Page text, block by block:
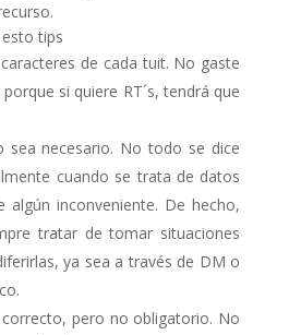
tips
de cada tuit. No gaste
si quiere RT´s, tendrá que
sea necesario. No todo se dice
cuando se trata de datos
algún inconveniente. De hecho,
tratar de tomar situaciones
ya sea a través de DM o
pero no obligatorio. No